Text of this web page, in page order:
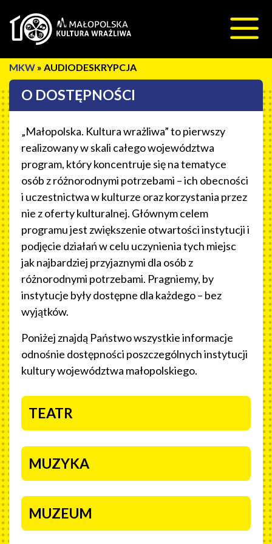
» AUDIODESKRYPCJA
O DOSTĘPNOŚCI
„Małopolska. Kultura wrażliwa” to pierwszy
realizowany w skali całego województwa
program, który koncentruje się na tematyce
osób z różnorodnymi potrzebami – ich obecności
i uczestnictwa w kulturze oraz korzystania przez
nie z oferty kulturalnej. Głównym celem
programu jest zwiększenie otwartości instytucji i
podjęcie działań w celu uczynienia tych miejsc
jak najbardziej przyjaznymi dla osób z
różnorodnymi potrzebami. Pragniemy, by
instytucje były dostępne dla każdego – bez
wyjątków.
Poniżej znajdą Państwo wszystkie informacje
odnośnie dostępności poszczególnych instytucji
kultury województwa małopolskiego.
NASZE INSTYTUCJE
TEATR
MUZYKA
MUZEUM